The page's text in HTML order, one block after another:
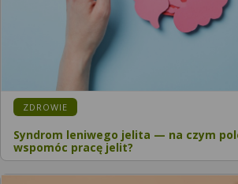
ZDROWIE
Syndrom leniwego jelita — na czym
wspomóc pracę jelit?